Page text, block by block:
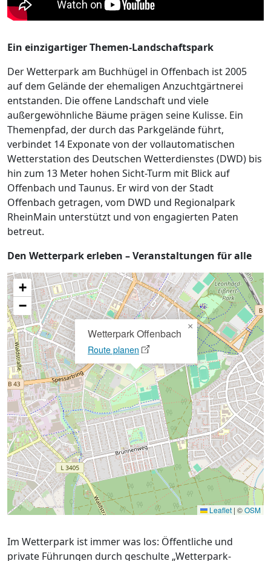
Ein einzigartiger Themen-Landschaftspark
Der Wetterpark am Buchhügel in Offenbach ist 2005
auf dem Gelände der ehemaligen Anzuchtgärtnerei
entstanden. Die offene Landschaft und viele
außergewöhnliche Bäume prägen seine Kulisse. Ein
Themenpfad, der durch das Parkgelände führt,
verbindet 14 Exponate von der vollautomatischen
Wetterstation des Deutschen Wetterdienstes (DWD) bis
hin zum 13 Meter hohen Sicht-Turm mit Blick auf
Offenbach und Taunus. Er wird von der Stadt
Offenbach getragen, vom DWD und Regionalpark
RheinMain unterstützt und von engagierten Paten
betreut.
Den Wetterpark erleben – Veranstaltungen für alle
Wetterpark Offenbach
Route planen
×
+
−
Leaflet | ©OSM
Im Wetterpark ist immer was los: Öffentliche und
private Führungen durch geschulte „Wetterpark-